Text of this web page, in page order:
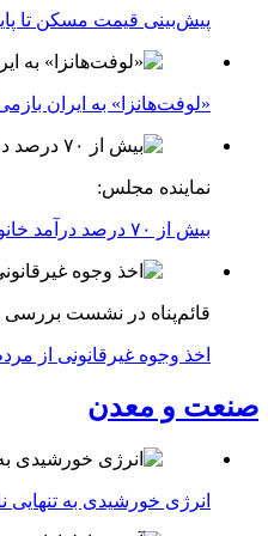
پیش‌بینی قیمت مسکن تا پایان
«لوفت‌هانزا» به ایران
نماینده مجلس:
بیش از ۷۰ درصد درآمد خانوار صرف اجاره خانه می‌شود
قائم‌پناه در نشست
اخذ وجوه غیرقانونی از
صنعت و معدن
انرژی خورشیدی به تنهایی